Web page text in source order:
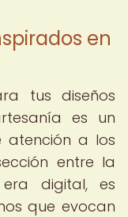
en
tus diseños
es un
atención a los
entre la
digital, es
que evocan